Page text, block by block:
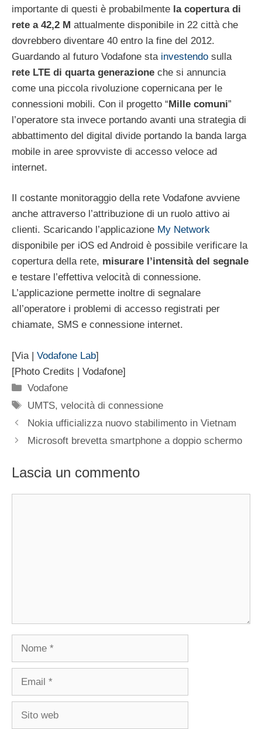
importante di questi è probabilmente la copertura di
rete a 42,2 M attualmente disponibile in 22 città che
dovrebbero diventare 40 entro la fine del 2012.
Guardando al futuro Vodafone sta investendo sulla
rete LTE di quarta generazione che si annuncia
come una piccola rivoluzione copernicana per le
connessioni mobili. Con il progetto “Mille comuni”
l’operatore sta invece portando avanti una strategia di
abbattimento del digital divide portando la banda larga
mobile in aree sprovviste di accesso veloce ad
internet.
Il costante monitoraggio della rete Vodafone avviene
anche attraverso l’attribuzione di un ruolo attivo ai
clienti. Scaricando l’applicazione My Network
disponibile per iOS ed Android è possibile verificare la
copertura della rete, misurare l’intensità del segnale
e testare l’effettiva velocità di connessione.
L’applicazione permette inoltre di segnalare
all’operatore i problemi di accesso registrati per
chiamate, SMS e connessione internet.
[Via | Vodafone Lab]
[Photo Credits | Vodafone]
Categorie
Vodafone
Tag
UMTS,velocità di connessione
Nokia ufficializza nuovo stabilimento in Vietnam
Microsoft brevetta smartphone a doppio schermo
Lascia un commento
Nome
Email
Sito